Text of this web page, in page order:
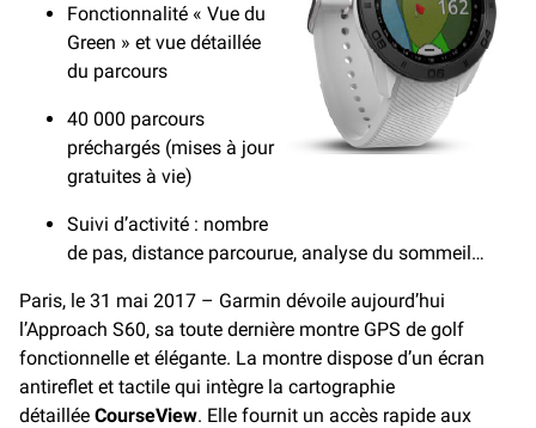
Fonctionnalité « Vue du
Green » et vue détaillée
du parcours
40 000 parcours
préchargés (mises à jour
gratuites à vie)
Suivi d’activité : nombre
de pas, distance parcourue, analyse du sommeil…
Paris, le 31 mai 2017 – Garmin dévoile aujourd’hui
l’Approach S60, sa toute dernière montre GPS de golf
fonctionnelle et élégante. La montre dispose d’un écran
antireflet et tactile qui intègre la cartographie
détaillée CourseView. Elle fournit un accès rapide aux